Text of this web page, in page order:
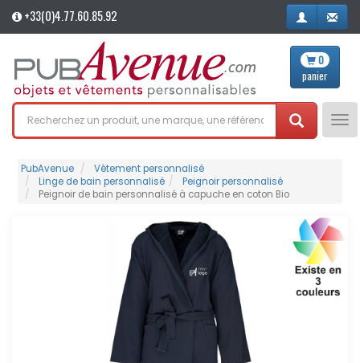
+33(0)4.77.60.85.92
0
panier
PubAvenue
Vêtement personnalisé
Linge de bain personnalisé
Peignoir personnalisé
Peignoir de bain personnalisé à capuche en coton Bio